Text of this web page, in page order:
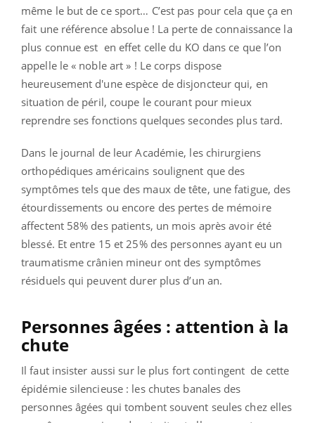
même le but de ce sport… C’est pas pour cela que ça en
fait une référence absolue ! La perte de connaissance la
plus connue est en effet celle du KO dans ce que l’on
appelle le « noble art » ! Le corps dispose
heureusement d'une espèce de disjoncteur qui, en
situation de péril, coupe le courant pour mieux
reprendre ses fonctions quelques secondes plus tard.
Dans le journal de leur Académie, les chirurgiens
orthopédiques américains soulignent que des
symptômes tels que des maux de tête, une fatigue, des
étourdissements ou encore des pertes de mémoire
affectent 58% des patients, un mois après avoir été
blessé. Et entre 15 et 25% des personnes ayant eu un
traumatisme crânien mineur ont des symptômes
résiduels qui peuvent durer plus d’un an.
Personnes âgées : attention à la
chute
Il faut insister aussi sur le plus fort contingent de cette
épidémie silencieuse : les chutes banales des
personnes âgées qui tombent souvent seules chez elles